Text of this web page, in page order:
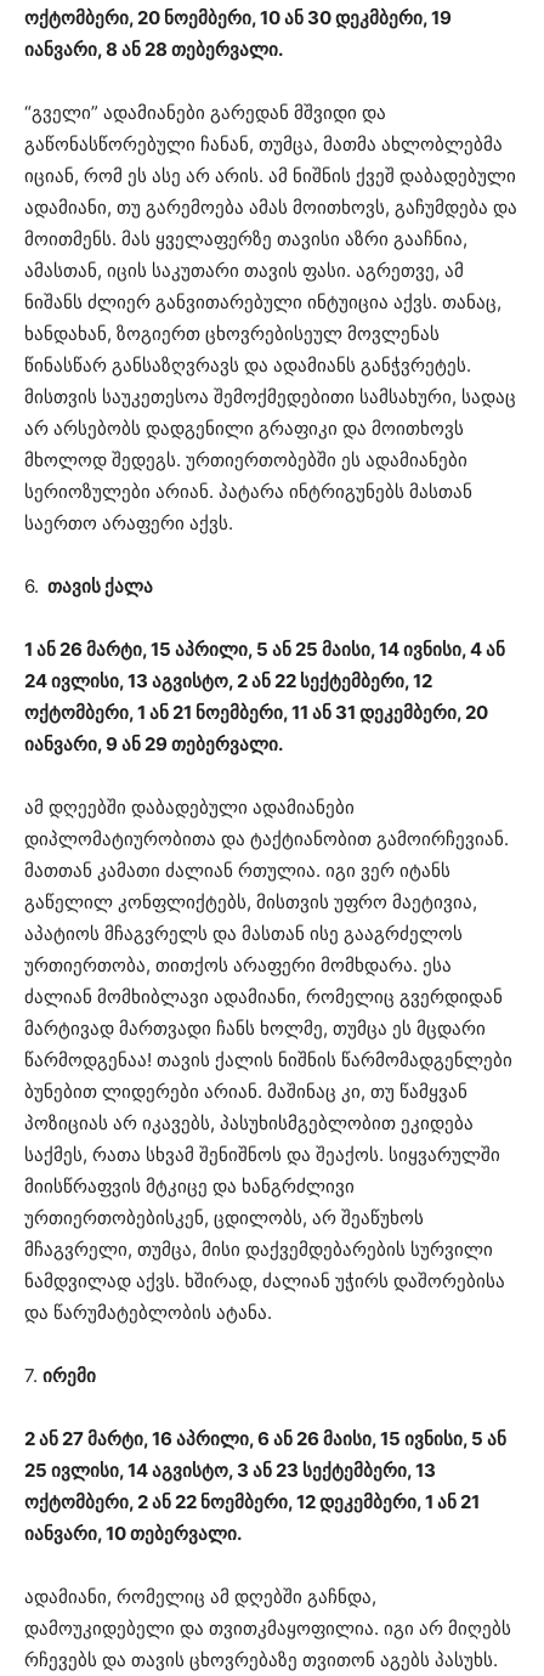
ოქტომბერი, 20 ნოემბერი, 10 ან 30 დეკმბერი, 19
იანვარი, 8 ან 28 თებერვალი.
“გველი” ადამიანები გარედან მშვიდი და
გაწონასწორებული ჩანან, თუმცა, მათმა ახლობლებმა
იციან, რომ ეს ასე არ არის. ამ ნიშნის ქვეშ დაბადებული
ადამიანი, თუ გარემოება ამას მოითხოვს, გაჩუმდება და
მოითმენს. მას ყველაფერზე თავისი აზრი გააჩნია,
ამასთან, იცის საკუთარი თავის ფასი. აგრეთვე, ამ
ნიშანს ძლიერ განვითარებული ინტუიცია აქვს. თანაც,
ხანდახან, ზოგიერთ ცხოვრებისეულ მოვლენას
წინასწარ განსაზღვრავს და ადამიანს განჭვრეტეს.
მისთვის საუკეთესოა შემოქმედებითი სამსახური, სადაც
არ არსებობს დადგენილი გრაფიკი და მოითხოვს
მხოლოდ შედეგს. ურთიერთობებში ეს ადამიანები
სერიოზულები არიან. პატარა ინტრიგუნებს მასთან
საერთო არაფერი აქვს.
6. თავის ქალა
1 ან 26 მარტი, 15 აპრილი, 5 ან 25 მაისი, 14 ივნისი, 4 ან
24 ივლისი, 13 აგვისტო, 2 ან 22 სექტემბერი, 12
ოქტომბერი, 1 ან 21 ნოემბერი, 11 ან 31 დეკემბერი, 20
იანვარი, 9 ან 29 თებერვალი.
ამ დღეებში დაბადებული ადამიანები
დიპლომატიურობითა და ტაქტიანობით გამოირჩევიან.
მათთან კამათი ძალიან რთულია. იგი ვერ იტანს
გაწელილ კონფლიქტებს, მისთვის უფრო მაეტივია,
აპატიოს მჩაგვრელს და მასთან ისე გააგრძელოს
ურთიერთობა, თითქოს არაფერი მომხდარა. ესა
ძალიან მომხიბლავი ადამიანი, რომელიც გვერდიდან
მარტივად მართვადი ჩანს ხოლმე, თუმცა ეს მცდარი
წარმოდგენაა! თავის ქალის ნიშნის წარმომადგენლები
ბუნებით ლიდერები არიან. მაშინაც კი, თუ წამყვან
პოზიციას არ იკავებს, პასუხისმგებლობით ეკიდება
საქმეს, რათა სხვამ შენიშნოს და შეაქოს. სიყვარულში
მიისწრაფვის მტკიცე და ხანგრძლივი
ურთიერთობებისკენ, ცდილობს, არ შეაწუხოს
მჩაგვრელი, თუმცა, მისი დაქვემდებარების სურვილი
ნამდვილად აქვს. ხშირად, ძალიან უჭირს დაშორებისა
და წარუმატებლობის ატანა.
7. ირემი
2 ან 27 მარტი, 16 აპრილი, 6 ან 26 მაისი, 15 ივნისი, 5 ან
25 ივლისი, 14 აგვისტო, 3 ან 23 სექტემბერი, 13
ოქტომბერი, 2 ან 22 ნოემბერი, 12 დეკემბერი, 1 ან 21
იანვარი, 10 თებერვალი.
ადამიანი, რომელიც ამ დღებში გაჩნდა,
დამოუკიდებელი და თვითკმაყოფილია. იგი არ მიღებს
რჩევებს და თავის ცხოვრებაზე თვითონ აგებს პასუხს.